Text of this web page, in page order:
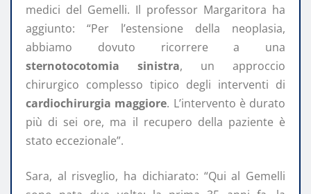
medici del Gemelli. Il professor Margaritora ha
aggiunto: “Per l’estensione della neoplasia,
abbiamo dovuto ricorrere a una
sternotocotomia sinistra, un approccio
chirurgico complesso tipico degli interventi di
cardiochirurgia maggiore. L’intervento è durato
più di sei ore, ma il recupero della paziente è
stato eccezionale”.
Sara, al risveglio, ha dichiarato: “Qui al Gemelli